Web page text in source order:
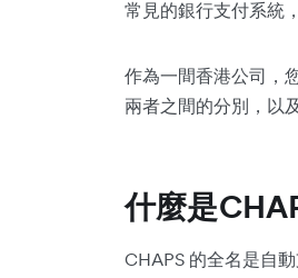
常見的銀行支付系統
作為一間香港公司，
兩者之間的分別，以
什麼是
CHAPS 的全名是自